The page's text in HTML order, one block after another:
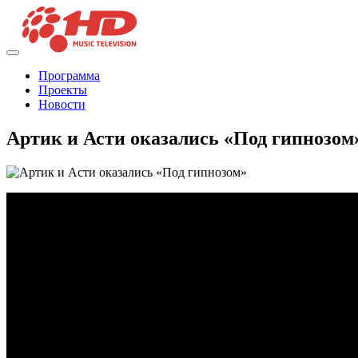
Программа
Проекты
Новости
Артик и Асти оказались «Под